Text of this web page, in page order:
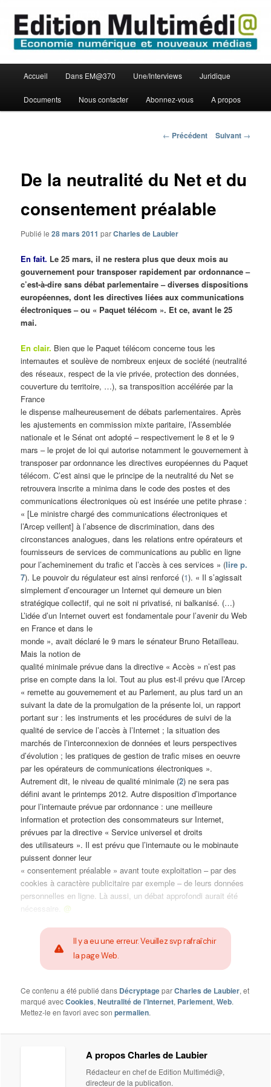
contenu
principalEdition Multimédi@
principal
Accueil Dans EM@370 Une/Interviews Juridique
Documents Nous contacter Abonnez-vous A propos
Navigation
← Précédent Suivant →
De la neutralité du Net et du
consentement préalable
Publié le28 mars 2011 parCharles de Laubier
En fait. Le 25 mars, il ne restera plus que deux mois au
gouvernement pour transposer rapidement par ordonnance –
c’est-à-dire sans débat parlementaire – diverses dispositions
européennes, dont les directives liées aux communications
électroniques – ou « Paquet télécom ». Et ce, avant le 25
mai.
En clair. Bien que le Paquet télécom concerne tous les
internautes et soulève de nombreux enjeux de société (neutralité
des réseaux, respect de la vie privée, protection des données,
couverture du territoire, …), sa transposition accélérée par la
France
le dispense malheureusement de débats parlementaires. Après
les ajustements en commission mixte paritaire, l’Assemblée
nationale et le Sénat ont adopté – respectivement le 8 et le 9
mars – le projet de loi qui autorise notamment le gouvernement à
transposer par ordonnance les directives européennes du Paquet
télécom. C’est ainsi que le principe de la neutralité du Net se
retrouvera inscrite a minima dans le code des postes et des
communications électroniques où est insérée une petite phrase :
« [Le ministre chargé des communications électroniques et
l’Arcep veillent] à l’absence de discrimination, dans des
circonstances analogues, dans les relations entre opérateurs et
fournisseurs de services de communications au public en ligne
pour l’acheminement du trafic et l’accès à ces services » (lire p.
7). Le pouvoir du régulateur est ainsi renforcé (1). « Il s’agissait
simplement d’encourager un Internet qui demeure un bien
stratégique collectif, qui ne soit ni privatisé, ni balkanisé. (…)
L’idée d’un Internet ouvert est fondamentale pour l’avenir du Web
en France et dans le
monde », avait déclaré le 9 mars le sénateur Bruno Retailleau.
Mais la notion de
qualité minimale prévue dans la directive « Accès » n’est pas
prise en compte dans la loi. Tout au plus est-il prévu que l’Arcep
« remette au gouvernement et au Parlement, au plus tard un an
suivant la date de la promulgation de la présente loi, un rapport
portant sur : les instruments et les procédures de suivi de la
qualité de service de l’accès à l’Internet ; la situation des
marchés de l’interconnexion de données et leurs perspectives
d’évolution ; les pratiques de gestion de trafic mises en oeuvre
par les opérateurs de communications électroniques ».
Autrement dit, le niveau de qualité minimale (2) ne sera pas
défini avant le printemps 2012. Autre disposition d’importance
pour l’internaute prévue par ordonnance : une meilleure
information et protection des consommateurs sur Internet,
prévues par la directive « Service universel et droits
des utilisateurs ». Il est prévu que l’internaute ou le mobinaute
puissent donner leur
« consentement préalable » avant toute exploitation – par des
cookies à caractère publicitaire par exemple – de leurs données
personnelles en ligne. Là aussi, un débat approfondi aurait été
nécessaire. @
Il y a eu une erreur. Veuillez svp rafraîchir
la page Web.
Ce contenu a été publié dans DécryptageparCharles de Laubier, et
marqué avecCookies,Neutralité de l’Internet, Parlement,Web.
Mettez-le en favori avec sonpermalien.
A propos Charles de Laubier
Rédacteur en chef de Edition Multimédi@,
directeur de la publication.